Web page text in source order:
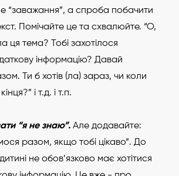
“заважання”, а спроба побачити
Помічайте це та схвалюйте. “О,
ця тема? Тобі захотілося
інформацію? Давай
Ти б хотів (ла) зараз, чи коли
і т.д. і т.п.
“я не знаю”. Але додавайте:
разом, якщо тобі цікаво”. До
не обов’язково має хотітися